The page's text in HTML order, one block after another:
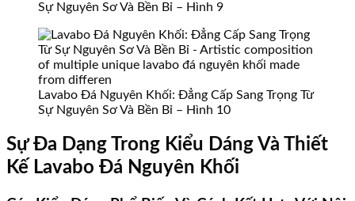
Sự Nguyên Sơ Và Bền Bỉ – Hình 9
Lavabo Đá Nguyên Khối: Đẳng Cấp Sang Trọng Từ
Sự Nguyên Sơ Và Bền Bỉ – Hình 10
Sự Đa Dạng Trong Kiểu Dáng Và Thiết
Kế Lavabo Đá Nguyên Khối